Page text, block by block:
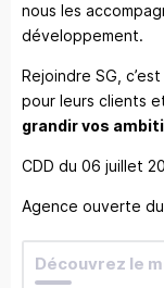
nous les
développement.
Rejoindre SG,
pour leurs clients
grandir vos
CDD du 06 juillet
Agence ouverte
Découvrez le